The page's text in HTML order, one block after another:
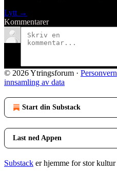
Lytt →
Kommentarer
© 2026 Ytringsforum · Personvern
innsamling av data
Start din Substack
Last ned Appen
Substack er hjemme for stor kultur